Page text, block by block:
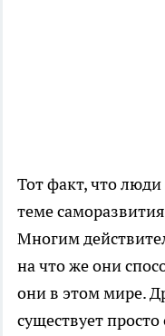
Тот факт, что
теме
Многим
на что же они
они в этом мире.
существует